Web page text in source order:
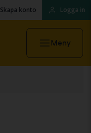
Skapa konto Logga in
Meny